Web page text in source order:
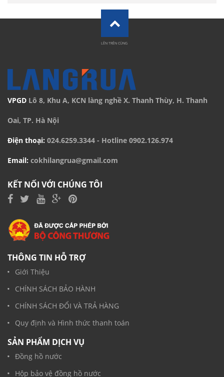
VPGD Lô 8, Khu A, KCN làng nghề X. Thanh Thùy, H. Thanh
Oai, TP. Hà Nội
Điện thoại: 024.6259.3344 - Hotline 0902.126.974
Email: cokhilangrua@gmail.com
KẾT NỐI VỚI CHÚNG TÔI
THÔNG TIN HỖ TRỢ
Giới Thiệu
CHÍNH SÁCH BẢO HÀNH
CHÍNH SÁCH ĐỔI VÀ TRẢ HÀNG
Quy định và Hình thức thanh toán
SẢN PHẨM DỊCH VỤ
Đồng hồ nước
Hộp bảo vệ đồng hồ nước
LÊN TRÊN CÙNG